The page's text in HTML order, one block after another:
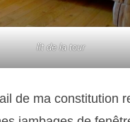
lit de la tour
de ma constitution